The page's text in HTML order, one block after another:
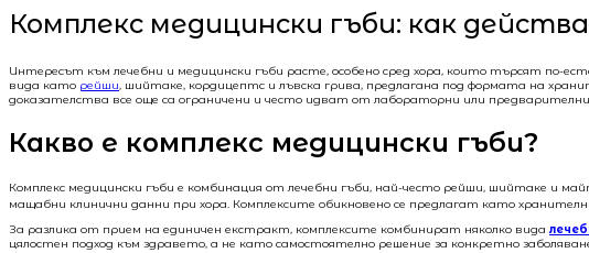
Комплекс медицински гъби: как
Интересът към лечебни и медицински гъби расте, особено сред хора, които търсят по-
вида като рейши, шийтаке, кордицептс и лъвска грива, предлагана под формата на
доказателства все още са ограничени и често идват от лабораторни или
Какво е комплекс медицински гъби?
Комплекс медицински гъби е комбинация от лечебни гъби, най-често рейши, шийтаке и
мащабни клинични данни при хора. Комплексите обикновено се предлагат като
За разлика от прием на единичен екстракт, комплексите комбинират няколко вида
цялостен подход към здравето, а не като самостоятелно решение за конкретно